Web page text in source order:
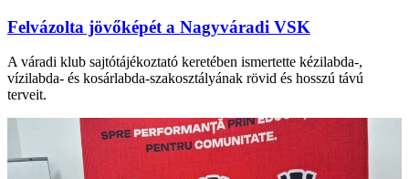
Felvázolta jövőképét a Nagyváradi VSK
A váradi klub sajtótájékoztató keretében ismertette kézilabda-,
vízilabda- és kosárlabda-szakosztályának rövid és hosszú távú
terveit.